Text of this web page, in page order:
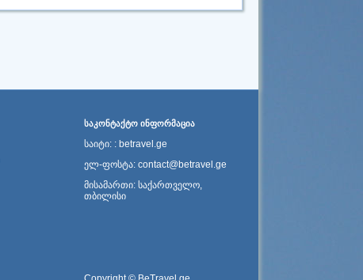
ᲡᲐᲙᲝᲜᲢᲐᲥᲢᲝ ᲘᲜᲤᲝᲠᲛᲐᲪᲘᲐ
საიტი: : betravel.ge
ელ-ფოსტა: contact@betravel.ge
მისამართი: საქართველო,
თბილისი